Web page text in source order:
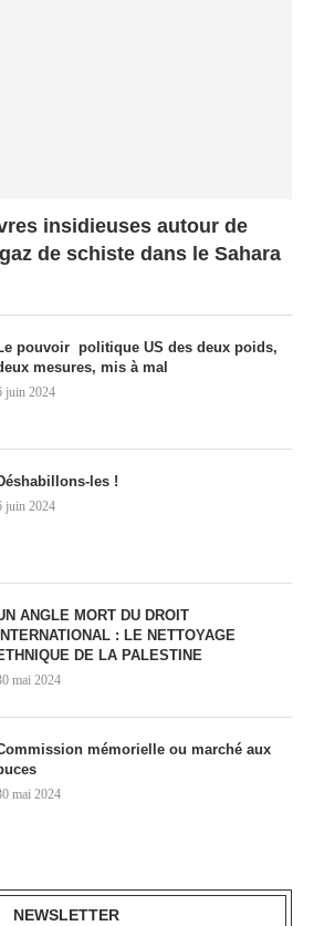
insidieuses autour de
de schiste dans le Sahara
pouvoir politique US des deux poids,
mesures, mis à mal
juin 2024
les !
juin 2024
ANGLE MORT DU DROIT
INTERNATIONAL : LE NETTOYAGE
DE LA PALESTINE
mai 2024
mémorielle ou marché aux
mai 2024
NEWSLETTER